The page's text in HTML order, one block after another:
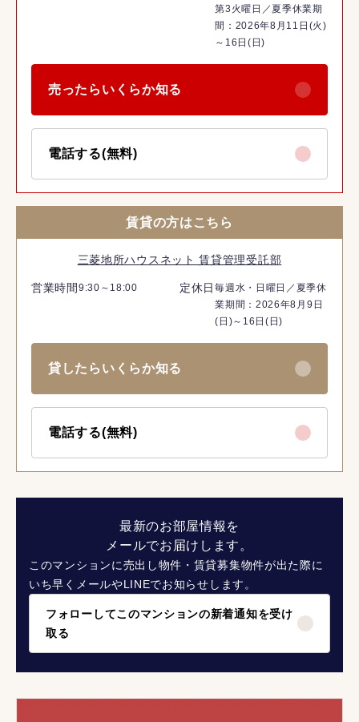
第3火曜日／夏季休業期
間：2026年8月11日(火)
～16日(日)
売ったらいくらか知る
電話する(無料)
賃貸の方はこちら
三菱地所ハウスネット 賃貸管理受託部
営業時間 9:30～18:00 定休日毎週水・日曜日／夏季休
業期間：2026年8月9日
(日)～16日(日)
貸したらいくらか知る
電話する(無料)
最新のお部屋情報を
メールでお届けします。
このマンションに売出し物件・賃貸募集物件が出た際に
いち早くメールやLINEでお知らせします。
フォローしてこのマンションの新着通知を受け
取る